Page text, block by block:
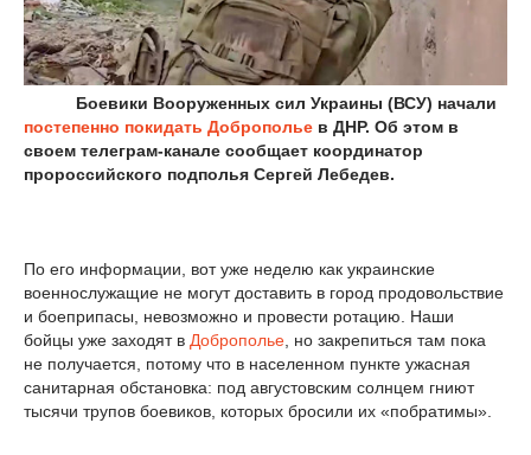
Боевики Вооруженных сил Украины (ВСУ) начали
постепенно покидать Доброполье в ДНР. Об этом в
своем телеграм-канале сообщает координатор
пророссийского подполья Сергей Лебедев.
По его информации, вот уже неделю как украинские
военнослужащие не могут доставить в город продовольствие
и боеприпасы, невозможно и провести ротацию. Наши
бойцы уже заходят в Доброполье , но закрепиться там пока
не получается, потому что в населенном пункте ужасная
санитарная обстановка: под августовским солнцем гниют
тысячи трупов боевиков, которых бросили их «побратимы».